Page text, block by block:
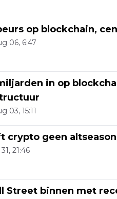
op blockchain,
06, 6:47
in op
03, 15:11
crypto geen
21:46
Street binnen met